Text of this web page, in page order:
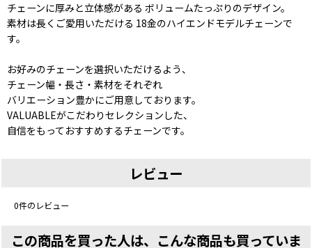
チェーンに厚みと立体感がある ボリュームたっぷりのデザイン。
素材は長くご愛用いただける 18金のハイエンドモデルチェーンで
す。
お好みのチェーンを選択いただけるよう、
チェーン幅・長さ・素材をそれぞれ
バリエーション豊かにご用意しております。
VALUABLEがこだわりセレクションした、
自信をもっておすすめするチェーンです。
レビュー
0件のレビュー
この商品を買った人は、こんな商品も買っていま